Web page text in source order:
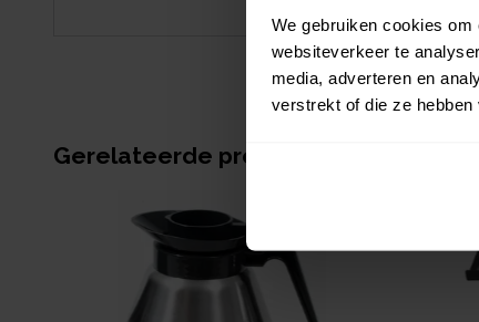
We gebruiken cookies
websiteverkeer te
media, adverteren en
verstrekt of die ze
Gerelateerde producten